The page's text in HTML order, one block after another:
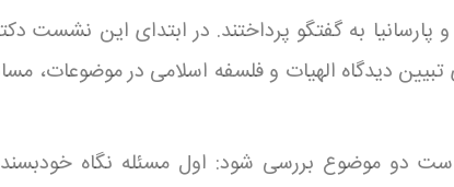
به گفتگو پرداختند. در ابتدای این نشست
دیدگاه الهیات و فلسفه اسلامی در موضوعات،
دو موضوع بررسی شود: اول مسئله نگاه